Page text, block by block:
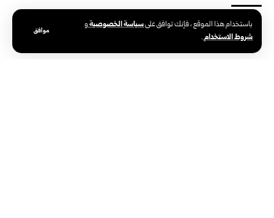
باستخدام هذا الموقع ، فإنك توافق علىسياسة الخصوصيةو
شروط الاستخدام.
موافق الوسوم:المنشآت السياحية